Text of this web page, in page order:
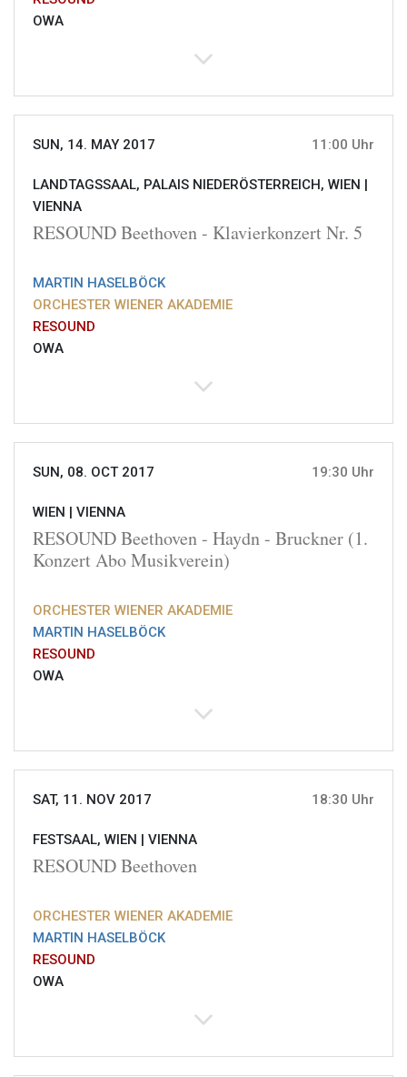
OWA
SUN, 14. MAY 2017 11:00 Uhr
LANDTAGSSAAL, PALAIS NIEDERÖSTERREICH, WIEN |
VIENNA
RESOUND Beethoven - Klavierkonzert Nr. 5
MARTIN HASELBÖCK
ORCHESTER WIENER AKADEMIE
RESOUND
OWA
SUN, 08. OCT 2017 19:30 Uhr
WIEN | VIENNA
RESOUND Beethoven - Haydn - Bruckner (1.
Konzert Abo Musikverein)
ORCHESTER WIENER AKADEMIE
MARTIN HASELBÖCK
RESOUND
OWA
SAT, 11. NOV 2017 18:30 Uhr
FESTSAAL, WIEN | VIENNA
RESOUND Beethoven
ORCHESTER WIENER AKADEMIE
MARTIN HASELBÖCK
RESOUND
OWA